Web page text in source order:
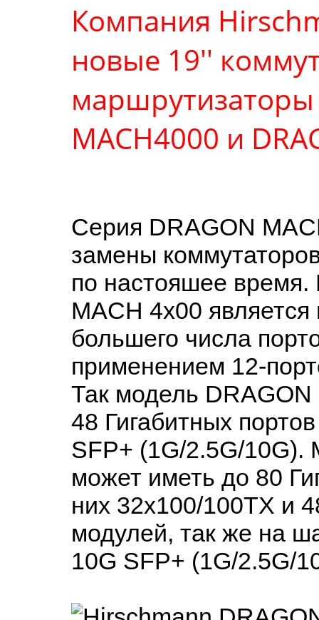
Компания
новые 19''
маршрутизаторы
MACH4000 и
Серия DRAGON
замены
по настояшее
MACH 4x00
большего числа
применением 12-
Так модель
48 Гигабитных
SFP+ (1G/2.5G/10G).
может иметь до 80
них 32x100/100TX и
модулей, так же на
10G SFP+ (1G/2.5G/